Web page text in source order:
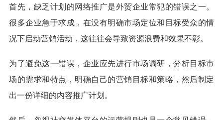
首先，缺乏计划的网络推广是外贸企业常犯的错误之一。
很多企业急于求成，在没有明确市场定位和目标受众的情
况下启动营销活动，这往往会导致资源浪费和效果不彰。
为了避免这一错误，企业应先进行市场调研，分析目标市
场的需求和特点，明确自己的营销目标和策略，然后制定
出一份详细的内容推广计划。